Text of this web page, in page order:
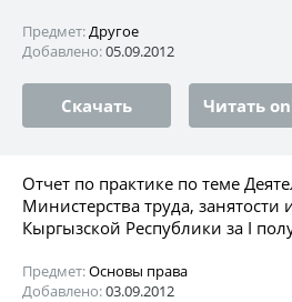
Предмет:Другое
Добавлено:05.09.2012
Скачать Читать
Отчет по практике по теме
Министерства труда, занятости
Кыргызской Республики за I
Предмет:Основы права
Добавлено:03.09.2012